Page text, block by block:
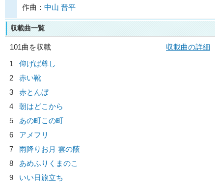
作曲： 中山 晋平
収載曲一覧
101曲を収載
収載曲の詳細
1
仰げば尊し
2
赤い靴
3
赤とんぼ
4
朝はどこから
5
あの町この町
6
アメフリ
7
雨降りお月 雲の蔭
8
あめふりくまのこ
9
いい日旅立ち